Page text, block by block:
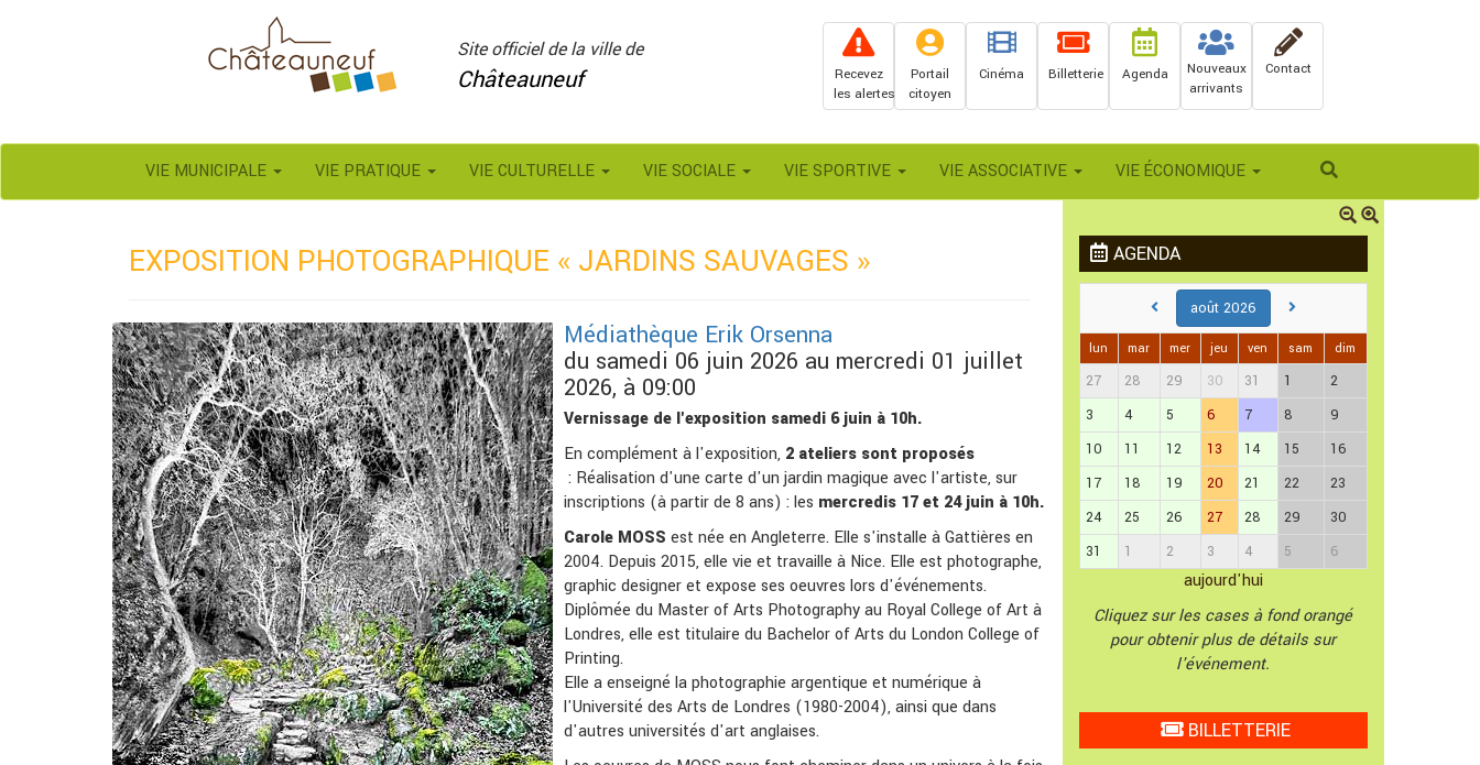
Site officiel de la ville de
Châteauneuf Contact
Nouveaux
arrivants
Agenda
Billetterie
Cinéma
Portail
citoyen
Recevez
les alertes
Rechercher
VIE MUNICIPALE VIE PRATIQUE VIE CULTURELLE VIE SOCIALE VIE SPORTIVE VIE ASSOCIATIVE VIE ÉCONOMIQUE
EXPOSITION PHOTOGRAPHIQUE « JARDINS SAUVAGES »
Médiathèque Erik Orsenna
du samedi 06 juin 2026 au mercredi 01 juillet
2026, à 09:00
Vernissage de l'exposition samedi 6 juin à 10h.
En complément à l'exposition, 2 ateliers sont proposés
: Réalisation d'une carte d'un jardin magique avec l'artiste, sur
inscriptions (à partir de 8 ans) : les mercredis 17 et 24 juin à 10h.
Carole MOSS est née en Angleterre. Elle s'installe à Gattières en
2004. Depuis 2015, elle vie et travaille à Nice. Elle est photographe,
graphic designer et expose ses oeuvres lors d'événements.
Diplômée du Master of Arts Photography au Royal College of Art à
Londres, elle est titulaire du Bachelor of Arts du London College of
Printing.
Elle a enseigné la photographie argentique et numérique à
l'Université des Arts de Londres (1980-2004), ainsi que dans
d'autres universités d'art anglaises.
AGENDA
août 2026
lun mar mer jeu ven sam dim
27 28 29 30 31 1
2
3
4 5 6 7 8
9
10
11 12 13 14 15
16
17
18 19 20 21 22
23
24
25 26 27 28 29
30
31
1 2 3 4 5 6
aujourd'hui
Cliquez sur les cases à fond orangé
pour obtenir plus de détails sur
l'événement.
BILLETTERIE